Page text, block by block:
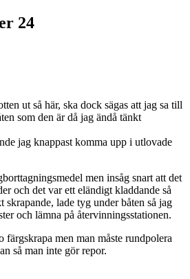
24
ut så här, ska dock sägas att jag sa till
som den är då jag ändå tänkt
jag knappast komma upp i utlovade
men insåg snart att det
och det var ett eländigt kladdande så
lade tyg under båten så jag
och lämna på återvinningsstationen.
färgskrapa men man måste rundpolera
så man inte gör repor.